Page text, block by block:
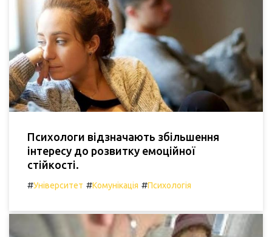
Психологи відзначають збільшення
інтересу до розвитку емоційної
стійкості.
#Університет #Комунікація #Психологія